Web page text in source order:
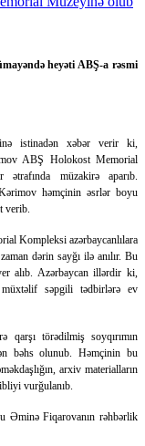
heyəti ABŞ-a rəsmi
istinadən xəbər verir ki,
ABŞ Holokost Memorial
müzakirə aparıb.
həmçinin əsrlər boyu
verib.
Kompleksi azərbaycanlılara
dərin sayğı ilə anılır. Bu
alıb. Azərbaycan illərdir ki,
müxtəlif səpgili tədbirlərə ev
törədilmiş soyqırımın
bəhs olunub. Həmçinin bu
arxiv materialların
vurğulanıb.
Əminə Fiqarovanın rəhbərlik